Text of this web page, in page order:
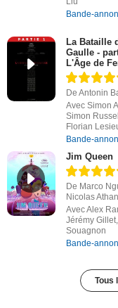
Bande-
La Bataille
Gaulle -
L'Âge de
De Antonin
Avec Simon
Simon
Florian
Bande-
Jim Queen
De Marco
Nicolas
Avec Alex
Jérémy
Souagnon
Bande-
Tous